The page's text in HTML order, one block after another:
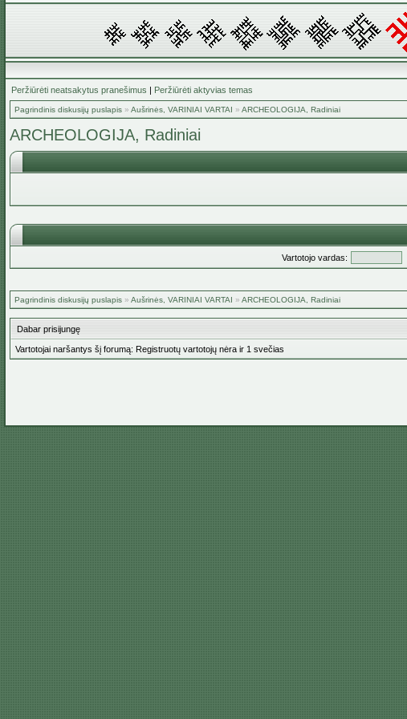
Peržiūrėti neatsakytus pranešimus | Peržiūrėti aktyvias temas
Pagrindinis diskusijų puslapis » Aušrinės, VARINIAI VARTAI » ARCHEOLOGIJA, Radiniai
ARCHEOLOGIJA, Radiniai
Vartotojo vardas:
Pagrindinis diskusijų puslapis » Aušrinės, VARINIAI VARTAI » ARCHEOLOGIJA, Radiniai
Dabar prisijungę
Vartotojai naršantys šį forumą: Registruotų vartotojų nėra ir 1 svečias